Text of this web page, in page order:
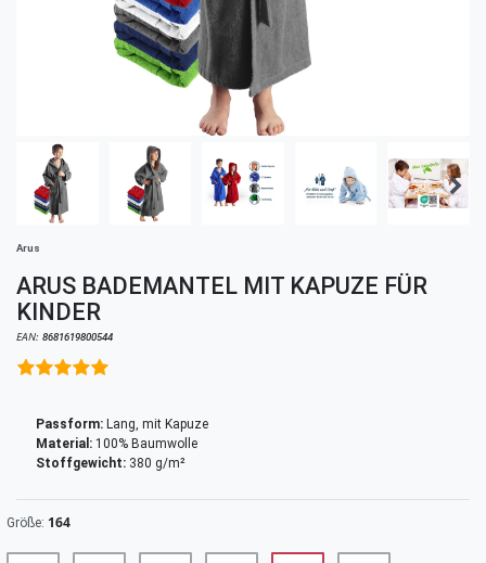
Arus
ARUS BADEMANTEL MIT KAPUZE FÜR
KINDER
EAN: 8681619800544
Passform: Lang, mit Kapuze
Material: 100% Baumwolle
Stoffgewicht: 380 g/m²
Größe: 164